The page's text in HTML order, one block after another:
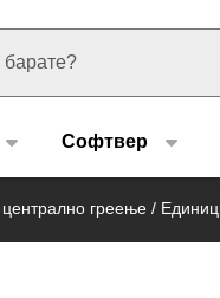
Софтвер
греење /